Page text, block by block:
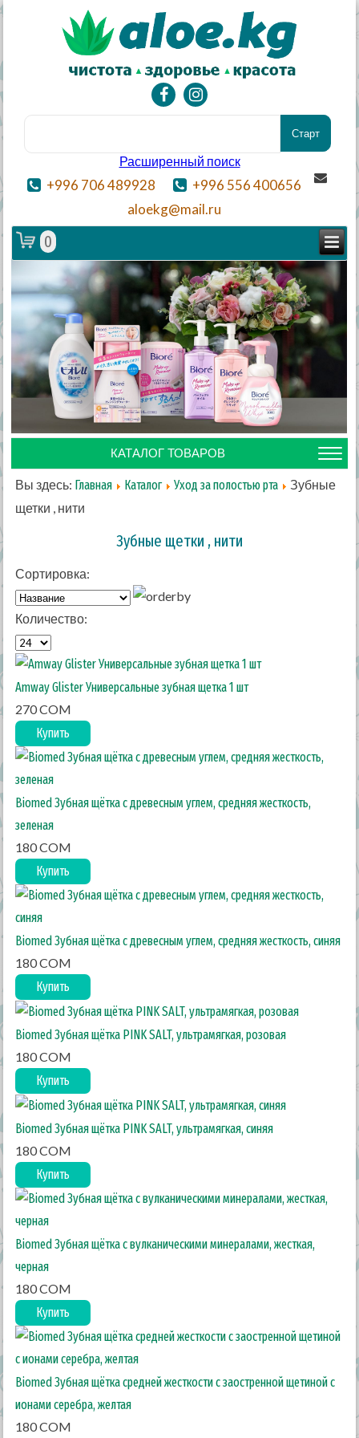
Расширенный поиск
+996 706 489928
+996 556 400656
aloekg@mail.ru
0
КАТАЛОГ ТОВАРОВ
Вы здесь: Главная Каталог Уход за полостью рта
Зубные
щетки , нити
Зубные щетки , нити
Сортировка:
Количество:
Amway Glister Универсальные зубная щетка 1 шт
270 COM
Купить
Biomed Зубная щётка c древесным углем, средняя жесткость,
зеленая
180 COM
Купить
Biomed Зубная щётка c древесным углем, средняя жесткость, синяя
180 COM
Купить
Biomed Зубная щётка PINK SALT, ультрамягкая, розовая
180 COM
Купить
Biomed Зубная щётка PINK SALT, ультрамягкая, синяя
180 COM
Купить
Biomed Зубная щётка с вулканическими минералами, жесткая,
черная
180 COM
Купить
Biomed Зубная щётка средней жесткости с заостренной щетиной c
ионами серебра, желтая
180 COM